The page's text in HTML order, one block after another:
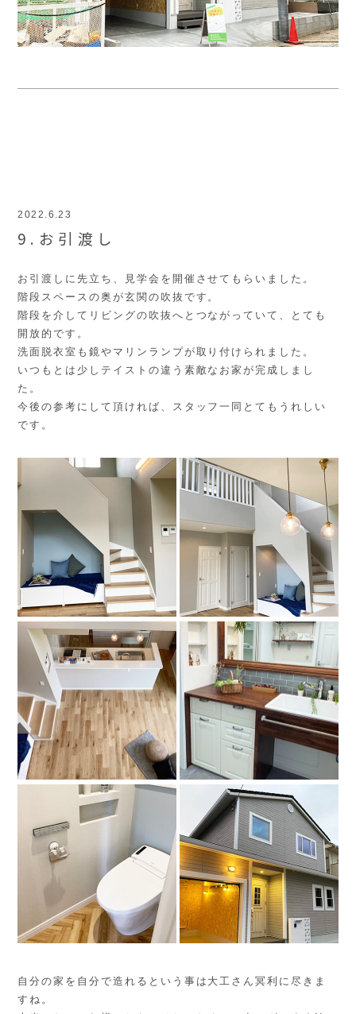
2022.6.23
9.お引渡し
お引渡しに先立ち、見学会を開催させてもらいました。
階段スペースの奥が玄関の吹抜です。
階段を介してリビングの吹抜へとつながっていて、とても
開放的です。
洗面脱衣室も鏡やマリンランプが取り付けられました。
いつもとは少しテイストの違う素敵なお家が完成しまし
た。
今後の参考にして頂ければ、スタッフ一同とてもうれしい
です。
自分の家を自分で造れるという事は大工さん冥利に尽きま
すね。